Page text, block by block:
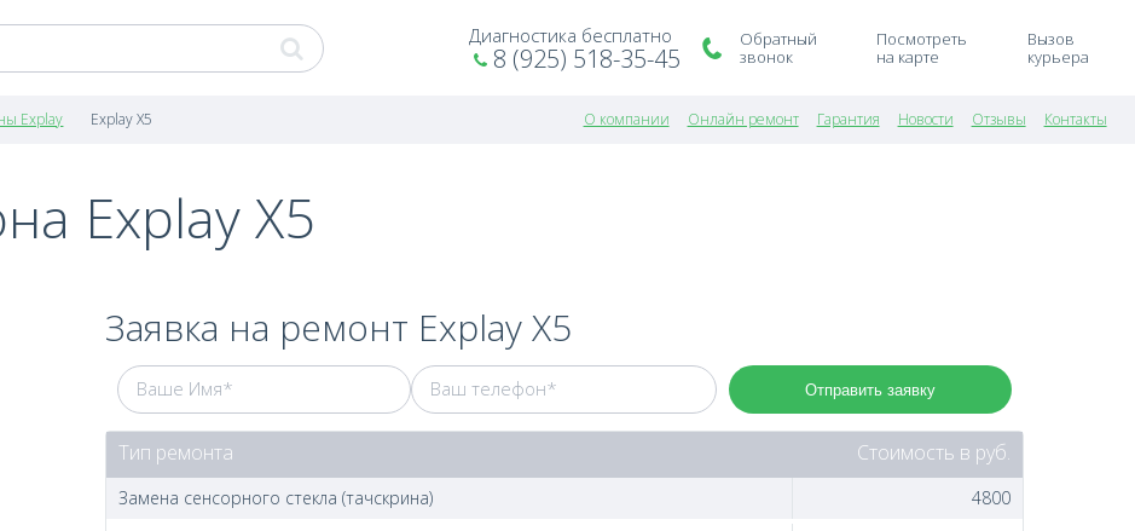
Диагностика бесплатно
8 (925) 518-35-45
Обратный
звонок
Посмотреть
на карте
Вызов
курьера
Explay Explay X5 О компании Онлайн ремонт Гарантия Новости Отзывы Контакты
Explay X5
Заявка на ремонт Explay X5
Отправить заявку
Тип ремонта Стоимость в руб.
Замена сенсорного стекла (тачскрина)
4800